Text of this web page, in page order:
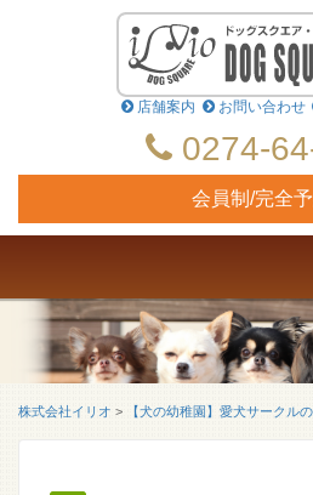
店舗案内 お問い合わせ
0274-
会員制/完全
株式会社イリオ > 【犬の幼稚園】愛犬サークル